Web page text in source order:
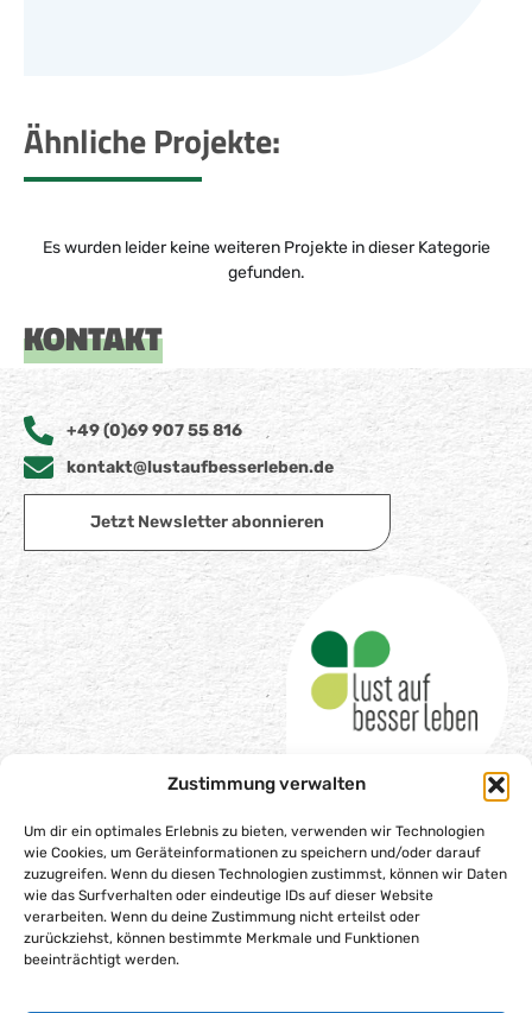
Zustimmung verwalten
Um dir ein optimales Erlebnis zu bieten, verwenden wir Technologien
wie Cookies, um Geräteinformationen zu speichern und/oder darauf
zuzugreifen. Wenn du diesen Technologien zustimmst, können wir Daten
wie das Surfverhalten oder eindeutige IDs auf dieser Website
verarbeiten. Wenn du deine Zustimmung nicht erteilst oder
zurückziehst, können bestimmte Merkmale und Funktionen
beeinträchtigt werden.
Ähnliche Projekte:
Es wurden leider keine weiteren Projekte in dieser Kategorie
gefunden.
KONTAKT
+49 (0)69 907 55 816
kontakt@lustaufbesserleben.de
Jetzt Newsletter abonnieren
Impressum
Datenschutzerklärung
Barrierefreiheitserklärung